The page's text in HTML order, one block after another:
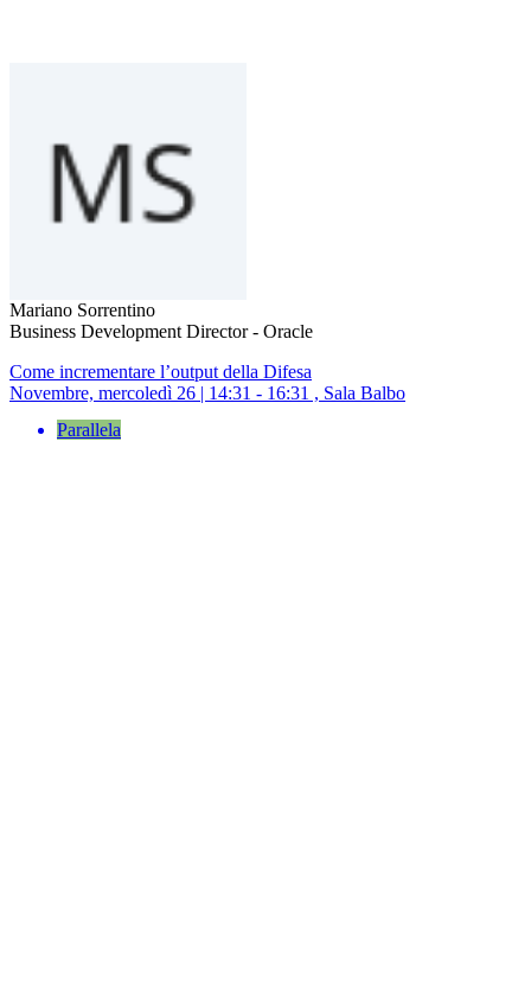
Mariano Sorrentino
Business Development Director - Oracle
Come incrementare l’output della Difesa
Novembre, mercoledì 26 | 14:31 - 16:31 , Sala Balbo
Parallela